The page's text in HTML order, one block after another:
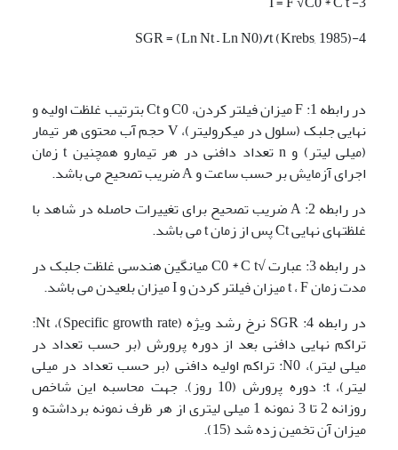
4-SGR = (Ln Nt – Ln N0)
/t (Krebs, 1985)
در رابطه 1: F میزان فیلتر کردن، C0 و Ct بترتیب غلظت اولیه و
نهایی جلبک (سلول در میکرولیتر)، V حجم آب محتوی هر تیمار
(میلی لیتر) و n تعداد دافنی در هر تیمارو همچنین t زمان
اجرای آزمایش بر حسب ساعت و A ضریب تصحیح می باشد.
در رابطه 2: A ضریب تصحیح برای تغییرات حاصله در شاهد با
غلظتهای نهایی Ct پس از زمان t می باشد.
در رابطه 3: عبارت √C0 * C t میانگین هندسی غلظت جلبک در
مدت زمان t ، F میزان فیلتر کردن و I میزان بلعیدن می باشد.
در رابطه 4: SGR نرخ رشد ویژه (Specific growth rate)، Nt:
تراکم نهایی دافنی بعد از دوره پرورش (بر حسب تعداد در
میلی لیتر)، N0: تراکم اولیه دافنی (بر حسب تعداد در میلی
لیتر)، t: دوره پرورش (10 روز). جهت محاسبه این شاخص
روزانه 2 تا 3 نمونه 1 میلی لیتری از هر ظرف نمونه برداشته و
میزان آن تخمین زده شد (15).